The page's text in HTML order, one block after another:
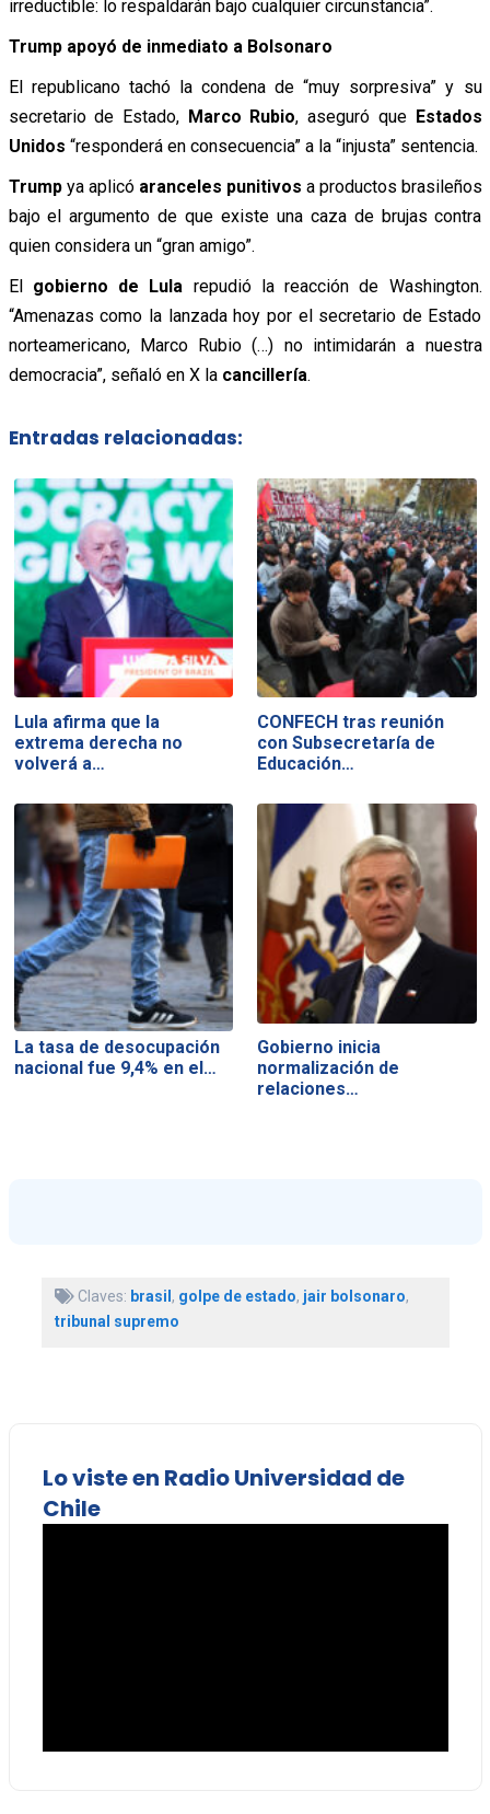
irreductible: lo respaldarán bajo cualquier circunstancia”.
Trump apoyó de inmediato a Bolsonaro
El republicano tachó la condena de “muy sorpresiva” y su
secretario de Estado, Marco Rubio, aseguró que Estados
Unidos “responderá en consecuencia” a la “injusta” sentencia.
Trumpya aplicó aranceles punitivos a productos brasileños
bajo el argumento de que existe una caza de brujas contra
quien considera un “gran amigo”.
El gobierno de Lula repudió la reacción de Washington.
“Amenazas como la lanzada hoy por el secretario de Estado
norteamericano, Marco Rubio (…) no intimidarán a nuestra
democracia”, señaló en X la cancillería.
Entradas relacionadas:
Lula afirma que la
extrema derecha no
volverá a…
CONFECH tras reunión
con Subsecretaría de
Educación…
La tasa de desocupación
nacional fue 9,4% en el…
Gobierno inicia
normalización de
relaciones…
Claves: brasil, golpe de estado, jair bolsonaro,
tribunal supremo
Lo viste en Radio Universidad de
Chile